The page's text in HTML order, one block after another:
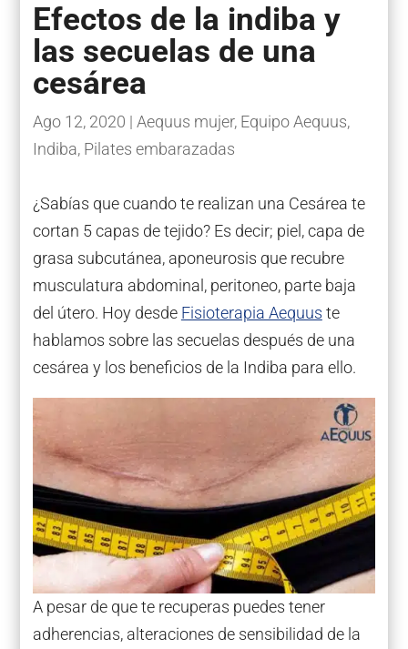
Efectos de la indiba y
las secuelas de una
cesárea
Ago 12, 2020 | Aequus mujer, Equipo Aequus,
Indiba, Pilates embarazadas
¿Sabías que cuando te realizan una Cesárea te
cortan 5 capas de tejido? Es decir; piel, capa de
grasa subcutánea, aponeurosis que recubre
musculatura abdominal, peritoneo, parte baja
del útero. Hoy desde Fisioterapia Aequus te
hablamos sobre las secuelas después de una
cesárea y los beneficios de la Indiba para ello.
A pesar de que te recuperas puedes tener
adherencias, alteraciones de sensibilidad de la